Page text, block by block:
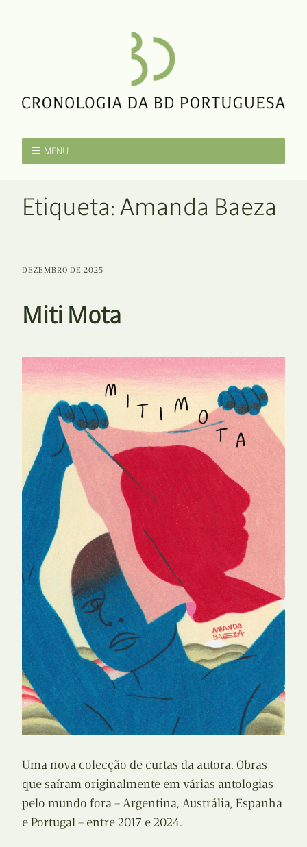
MENU
Etiqueta: Amanda Baeza
DEZEMBRO DE 2025
Miti Mota
Uma nova colecção de curtas da autora. Obras
que saíram originalmente em várias antologias
pelo mundo fora – Argentina, Austrália, Espanha
e Portugal – entre 2017 e 2024.